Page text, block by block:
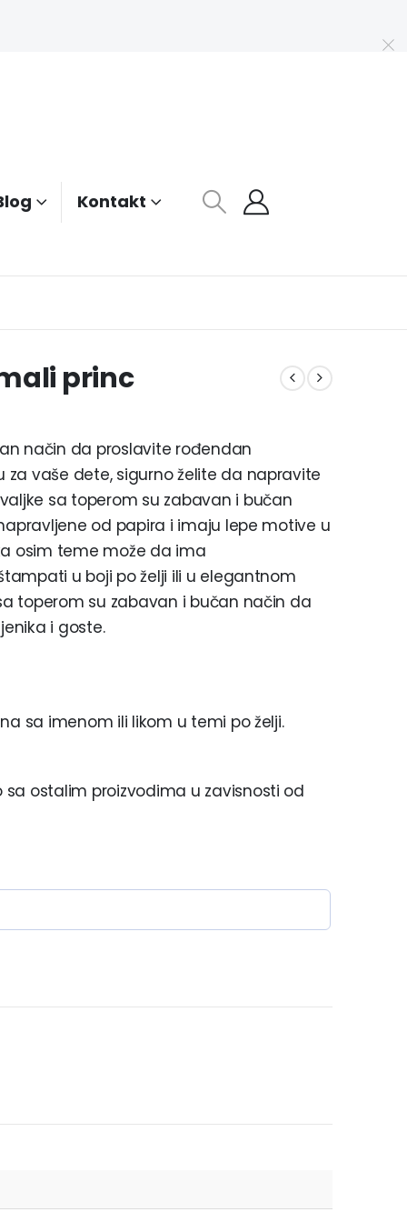
Kontakt
princ
način da proslavite rođendan
vaše dete, sigurno želite da napravite
sa toperom su zabavan i bučan
od papira i imaju lepe motive u
osim teme može da ima
u boji po želji ili u elegantnom
toperom su zabavan i bučan način da
i goste.
sa imenom ili likom u temi po želji.
ostalim proizvodima u zavisnosti od